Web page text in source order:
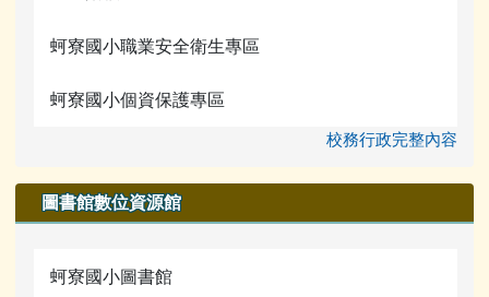
電腦課程資源
宣導網站
蚵寮國小職業安全衛生專區
蚵寮國小個資保護專區
校務行政完整內容
圖書館數位資源館
蚵寮國小圖書館